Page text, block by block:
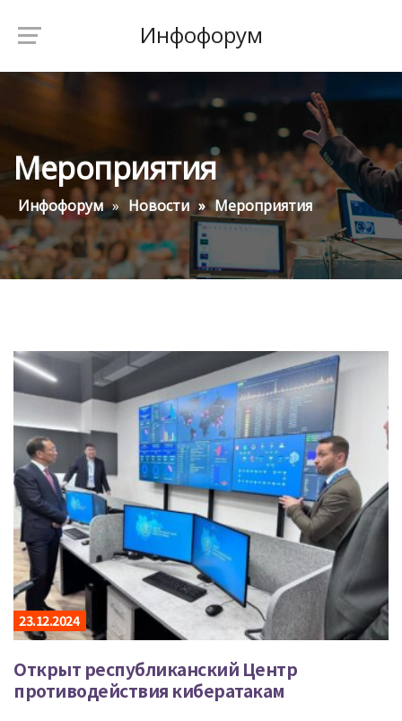
Инфофорум
Мероприятия
Инфофорум Новости Мероприятия
23.12.2024
Открыт республиканский Центр
противодействия кибератакам